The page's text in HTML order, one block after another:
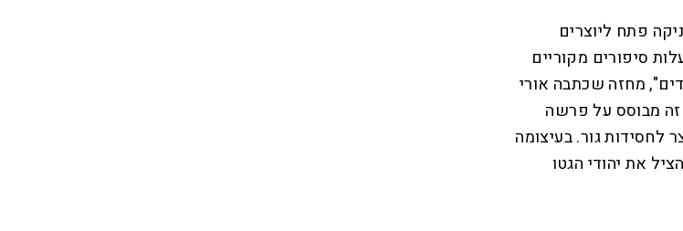
פתח ליוצרים
סיפורים מקוריים
מחזה שכתבה אורי
מבוסס על פרשה
לחסידות גור. בעיצומה
את יהודי הגטו